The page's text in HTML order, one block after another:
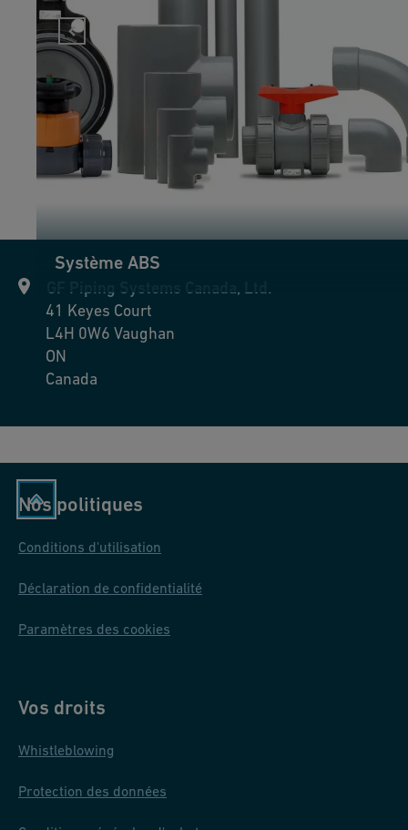
Système ABS
GF Piping Systems Canada, Ltd.
41 Keyes Court
L4H 0W6 Vaughan
ON
Canada
Nos politiques
Conditions d'utilisation
Déclaration de confidentialité
Paramètres des cookies
Vos droits
Whistleblowing
Protection des données